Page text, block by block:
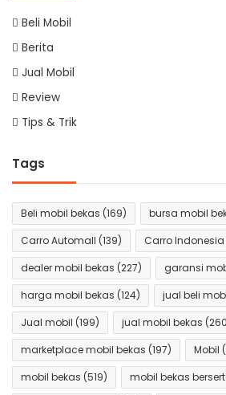
Beli Mobil
Berita
Jual Mobil
Review
Tips & Trik
Tags
Beli mobil bekas (169) bursa mobil
Carro Automall (139) Carro Indonesia
dealer mobil bekas (227) garansi
harga mobil bekas (124) jual beli
Jual mobil (199) jual mobil bekas
marketplace mobil bekas (197) Mobil
mobil bekas (519) mobil bekas